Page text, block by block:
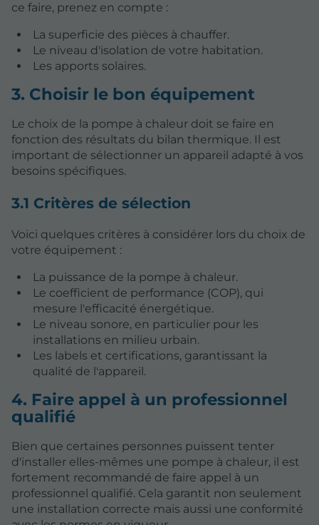
ce faire, prenez en compte :
La superficie des pièces à chauffer.
Le niveau d'isolation de votre habitation.
Les apports solaires.
3. Choisir le bon équipement
Le choix de la pompe à chaleur doit se faire en
fonction des résultats du bilan thermique. Il est
important de sélectionner un appareil adapté à vos
besoins spécifiques.
3.1 Critères de sélection
Voici quelques critères à considérer lors du choix de
votre équipement :
La puissance de la pompe à chaleur.
Le coefficient de performance (COP), qui
mesure l'efficacité énergétique.
Le niveau sonore, en particulier pour les
installations en milieu urbain.
Les labels et certifications, garantissant la
qualité de l'appareil.
4. Faire appel à un professionnel
qualifié
Bien que certaines personnes puissent tenter
d'installer elles-mêmes une pompe à chaleur, il est
fortement recommandé de faire appel à un
professionnel qualifié. Cela garantit non seulement
une installation correcte mais aussi une conformité